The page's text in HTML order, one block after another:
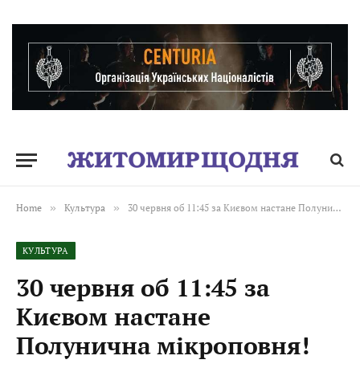
Home » Культура » 30 червня об 11:45 за Києвом настане Полунична мікроповня!
КУЛЬТУРА
30 червня об 11:45 за
Києвом настане
Полунична мікроповня!